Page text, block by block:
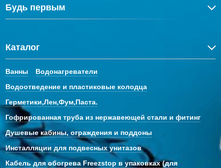
Будь первым
Каталог
Ванны
Водонагреватели
Водоотведение и пластиковые колодца
Герметики,Лен,Фум,Паста.
Гофрированная труба из нержавеющей стали и фитинг
Душевые кабины, ограждения и поддоны
Инсталляции для подвесных унитазов
Кабель для обогрева Freezstop в упаковках (для